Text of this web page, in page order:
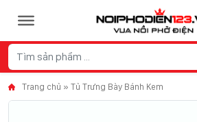
Trang chủ » Tủ Trưng Bày Bánh Kem